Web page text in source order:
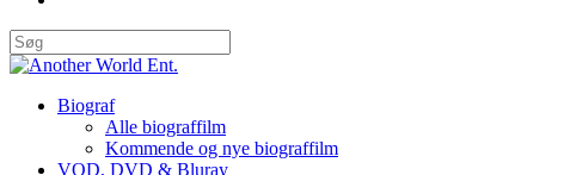
Biograf
Alle biograffilm
Kommende og nye biograffilm
VOD, DVD & Bluray